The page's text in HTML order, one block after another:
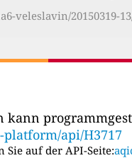
veleslavin/20150319-
platform/api/H3717
auf der API-Seite: